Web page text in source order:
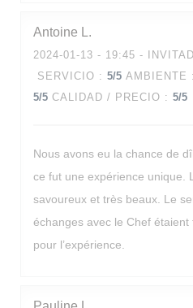
Antoine L
2024-01-13 - 19:45 -
SERVICIO : 5/5 AMBIENTE :
5/5 CALIDAD / PRECIO : 5/5
Nous avons eu la chance de
ce fut une expérience unique.
savoureux et très beaux. Le
échanges avec le Chef
pour l’expérience.